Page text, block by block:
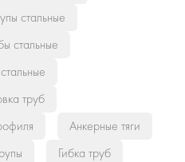
стальные
стальные
труб
Анкерные тяги
Гибка труб